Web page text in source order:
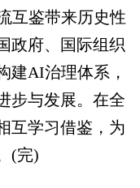
鉴带来历史性
政府、国际组织
建AI治理体系，
步与发展。在全
互学习借鉴，为
(完)